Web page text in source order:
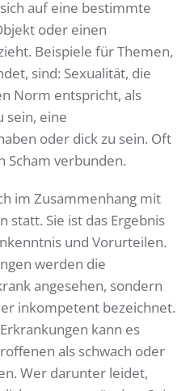
auf eine bestimmte
oder einen
Beispiele für Themen,
sind: Sexualität, die
Norm entspricht, als
sein, eine
oder dick zu sein. Oft
Scham verbunden.
im Zusammenhang mit
statt. Sie ist das Ergebnis
und Vorurteilen.
werden die
angesehen, sondern
inkompetent bezeichnet.
kann es
als schwach oder
Wer darunter leidet,